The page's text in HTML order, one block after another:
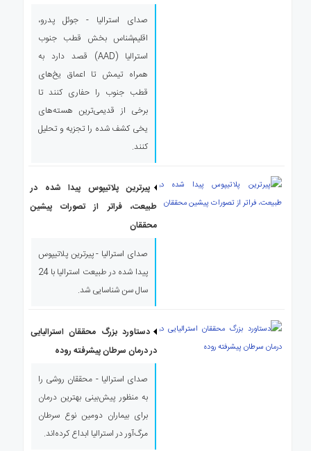
صدای استرالیا - جوئل پدرو،‌
اقلیم‌شناس بخش قطب‌ جنوب
استرالیا (AAD) قصد دارد به
همراه تیمش تا اعماق یخ‌های
قطب جنوب را حفاری کنند تا
برخی از قدیمی‌ترین هسته‌های
یخی کشف شده را تجزیه و تحلیل
کنند.
پیرترین پلاتیپوس پیدا شده در
طبیعت، فراتر از تصورات پیشین
محققان
صدای استرالیا - پیرترین پلاتیپوس
پیدا شده در طبیعت استرالیا با 24
سال سن شناسایی شد.
دستاورد بزرگ محققان استرالیایی
در درمان سرطان پیشرفته روده
صدای استرالیا - محققان روشی را
به منظور پیش‌بینی بهترین درمان
برای بیماران دومین نوع سرطان
مرگ‌آور در استرالیا ابداع کرده‌اند.